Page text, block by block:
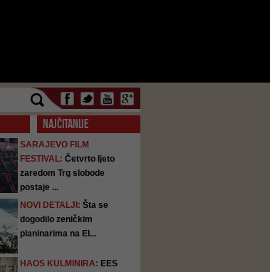
NAJČITANIJE
SARAJEVO FILM
FESTIVAL: Četvrto ljeto
zaredom Trg slobode
postaje ...
NOVI DETALJI: Šta se
dogodilo zeničkim
planinarima na El...
HAOS KULMINIRA: EES